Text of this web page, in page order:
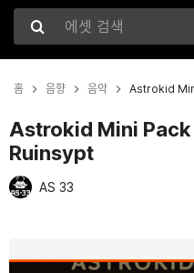
에셋 검색
홈 음향 음악 Astrokid
Astrokid Mini
Ruinsypt
AS 33